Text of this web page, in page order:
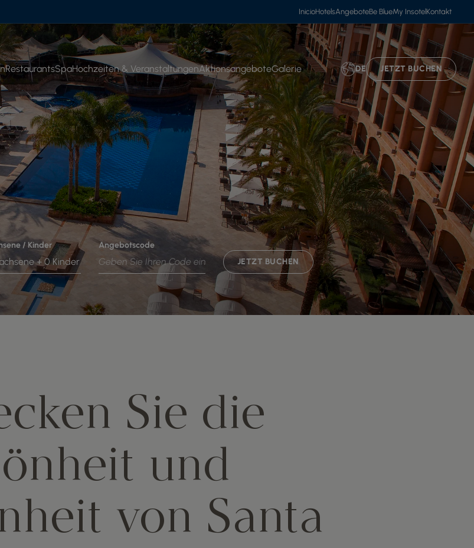
InicioHotelsAngeboteBe BlueMy InsotelKontakt
RestaurantsSpaHochzeiten & VeranstaltungenAktionsangeboteGalerie DE JETZT BUCHEN
/ Kinder
+ 0 Kinder
Angebotscode
JETZT BUCHEN
Sie die
und
von Santa